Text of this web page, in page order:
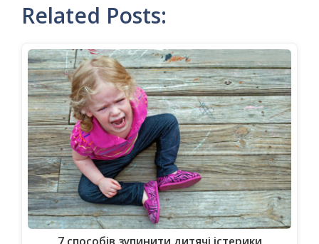
Related Posts: